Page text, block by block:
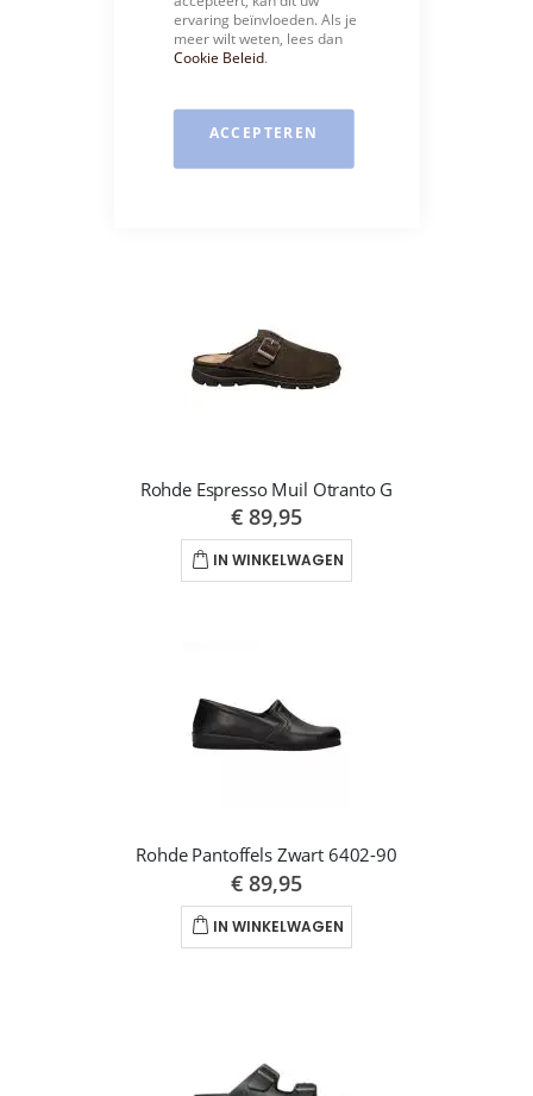
ervaring beïnvloeden. Als je
meer wilt weten, lees dan
Cookie Beleid.
ACCEPTEREN
Rohde Teenslippers Olijf Rodigo
Rohde Espresso Muil Otranto G
€ 89,95
IN WINKELWAGEN
Rohde Pantoffels Zwart 6402-90
€ 89,95
IN WINKELWAGEN